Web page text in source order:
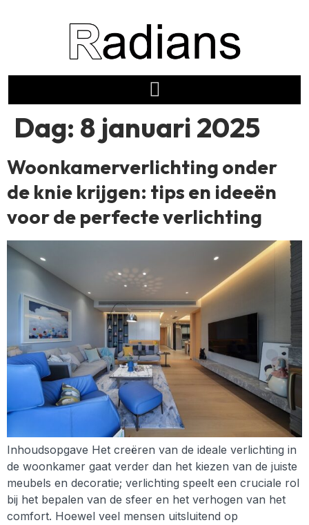
Dag: 8 januari 2025
Woonkamerverlichting onder
de knie krijgen: tips en ideeën
voor de perfecte verlichting
Inhoudsopgave Het creëren van de ideale verlichting in
de woonkamer gaat verder dan het kiezen van de juiste
meubels en decoratie; verlichting speelt een cruciale rol
bij het bepalen van de sfeer en het verhogen van het
comfort. Hoewel veel mensen uitsluitend op